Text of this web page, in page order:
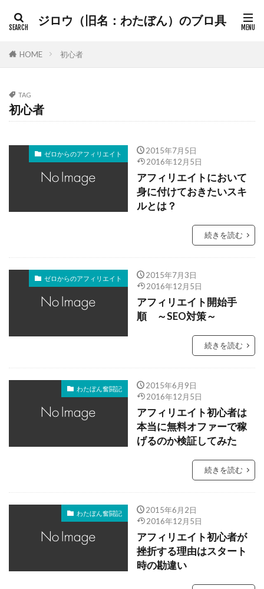
ジロウ（旧名：わたぼん）のブロ具
HOME 初心者
TAG
初心者
ゼロからのアフィリエイト
2015年7月5日
2016年12月5日
アフィリエイトにおいて
身に付けておきたいスキ
ルとは？
続きを読む
ゼロからのアフィリエイト
2015年7月3日
2016年12月5日
アフィリエイト開始手
順 ～SEO対策～
続きを読む
わたぼん奮闘記
2015年6月9日
2016年12月5日
アフィリエイト初心者は
本当に無料オファーで稼
げるのか検証してみた
続きを読む
わたぼん奮闘記
2015年6月2日
2016年12月5日
アフィリエイト初心者が
挫折する理由はスタート
時の勘違い